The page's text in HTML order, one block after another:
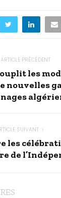
ARTICLE PRÉCÉDENT
les
nouvelles
SUIVANT
les
de